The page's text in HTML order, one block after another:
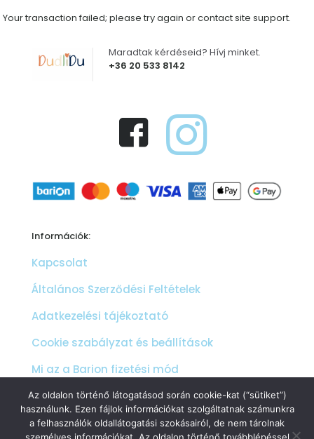
Your transaction failed; please try again or contact site support.
+36 20 533 8142
Maradtak kérdéseid? Hívj minket.
Információk:
Kapcsolat
Általános Szerződési Feltételek
Adatkezelési tájékoztató
Cookie szabályzat és beállítások
Mi az a Barion fizetési mód
Products
search
Az oldalon történő látogatásod során cookie-kat (“sütiket”)
használunk. Ezen fájlok információkat szolgáltatnak számunkra
a felhasználók oldallátogatási szokásairól, de nem tárolnak